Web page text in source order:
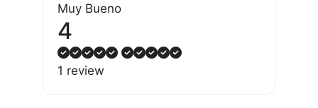
Muy Bueno
4
1 review